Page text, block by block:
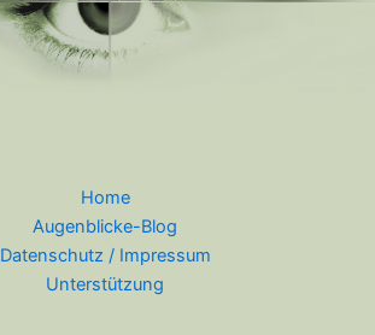
Home
Augenblicke-Blog
Datenschutz / Impressum
Unterstützung